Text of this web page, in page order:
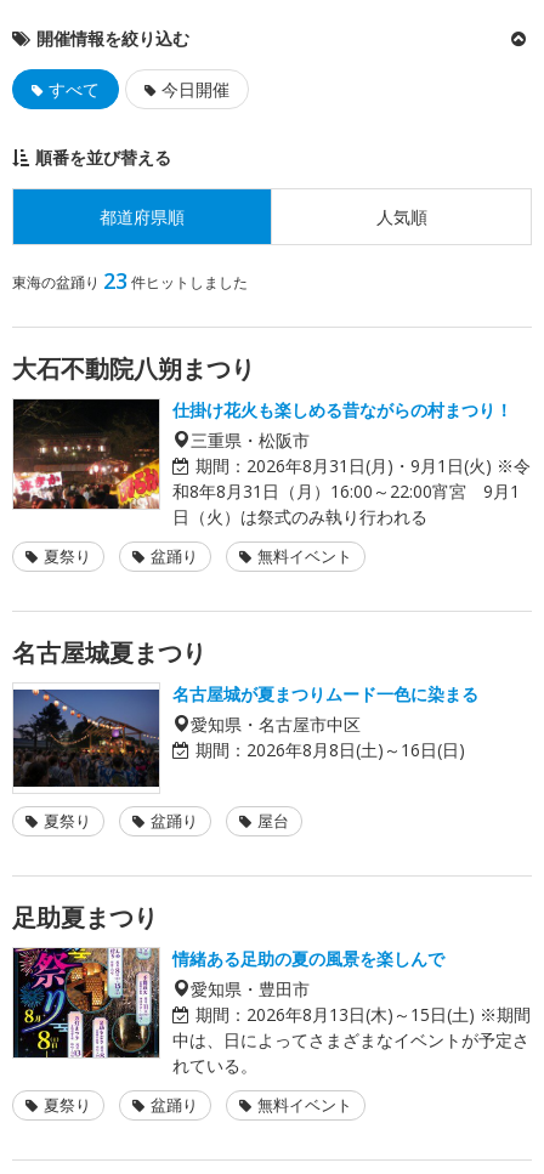
開催情報を絞り込む
すべて 今日開催
順番を並び替える
都道府県順 人気順
東海の盆踊り 23 件ヒットしました
大石不動院八朔まつり
仕掛け花火も楽しめる昔ながらの村まつり！
三重県・松阪市
期間： 2026年8月31日(月)・9月1日(火) ※令
和8年8月31日（月）16:00～22:00宵宮 9月1
日（火）は祭式のみ執り行われる
夏祭り 盆踊り 無料イベント
名古屋城夏まつり
名古屋城が夏まつりムード一色に染まる
愛知県・名古屋市中区
期間： 2026年8月8日(土)～16日(日)
夏祭り 盆踊り 屋台
足助夏まつり
情緒ある足助の夏の風景を楽しんで
愛知県・豊田市
期間： 2026年8月13日(木)～15日(土) ※期間
中は、日によってさまざまなイベントが予定さ
れている。
夏祭り 盆踊り 無料イベント